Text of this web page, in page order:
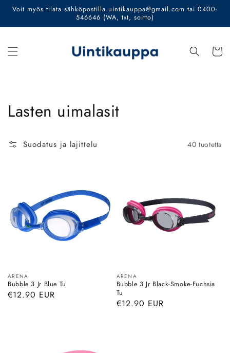
siirry
Voit myös tilata sähköpostilla uintikauppa@gmail.com tai 0400-
546646 (WA, txt, soitto)
Kokoelma:
Lasten uimalasit
Suodatus ja lajittelu 40 tuotetta
Myyjä:
ARENA
Bubble 3 Jr Blue Tu
Normaalihinta
€12.90 EUR
Myyjä:
ARENA
Bubble 3 Jr Black-Smoke-Fuchsia
Tu
Normaalihinta
€12.90 EUR